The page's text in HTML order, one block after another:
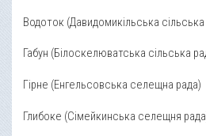
Водоток (Давидомикільська
Габун (Білоскелюватська сільська
Гірне (Енгельсовська селещна рада)
Глибоке (Сімейкинська селещня